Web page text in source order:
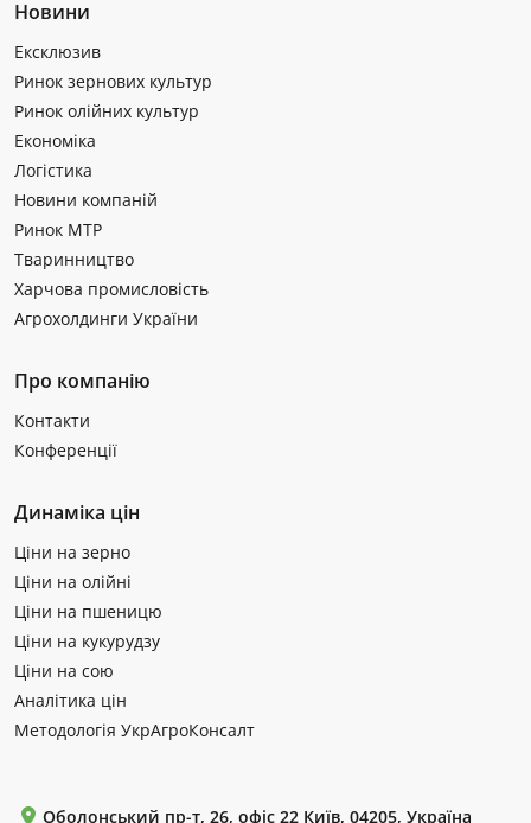
Новини
Ексклюзив
Ринок зернових культур
Ринок олійних культур
Економіка
Логістика
Новини компаній
Ринок МТР
Тваринництво
Харчова промисловість
Агрохолдинги України
Про компанію
Контакти
Конференції
Динаміка цін
Ціни на зерно
Ціни на олійні
Ціни на пшеницю
Ціни на кукурудзу
Ціни на сою
Аналітика цін
Методологія УкрАгроКонсалт
Оболонський пр-т, 26, офіс 22 Київ, 04205, Україна